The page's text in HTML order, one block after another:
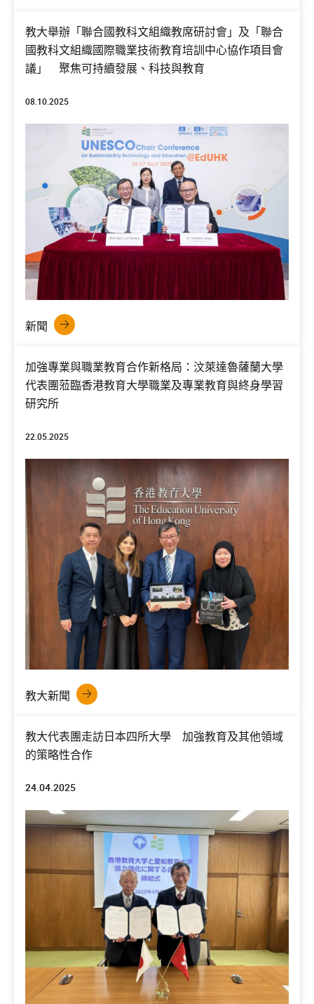
教大舉辦「聯合國教科文組織教席研討會」及「聯合
國教科文組織國際職業技術教育培訓中心協作項目會
議」 聚焦可持續發展、科技與教育
08.10.2025
新聞
加強專業與職業教育合作新格局：汶萊達魯薩蘭大學
代表團蒞臨香港教育大學職業及專業教育與終身學習
研究所
22.05.2025
教大新聞
教大代表團走訪日本四所大學 加強教育及其他領域
的策略性合作
24.04.2025